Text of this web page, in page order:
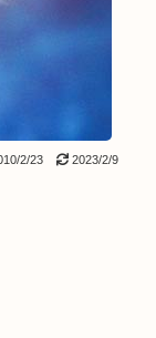
2/23 2023/2/9